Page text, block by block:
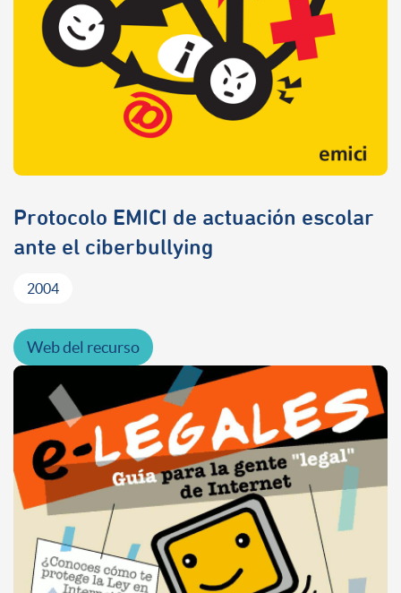
Protocolo EMICI de actuación escolar
ante el ciberbullying
2004
Web del recurso